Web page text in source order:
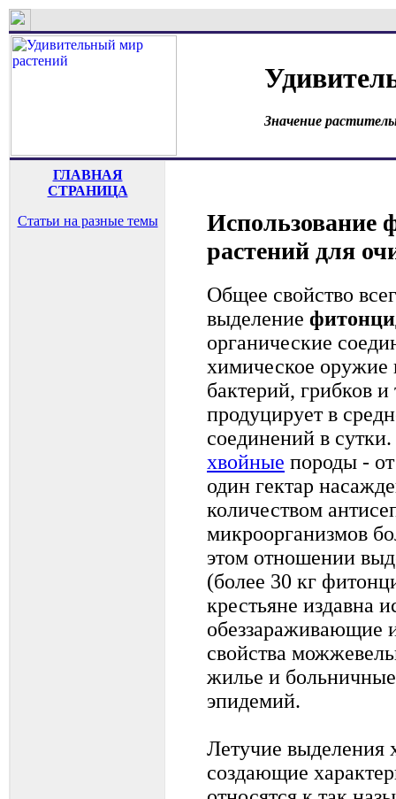
Значение
ГЛАВНАЯ
СТРАНИЦА
Статьи на разные темы
Использование
растений для
Общее свойство
выделение
органические
химическое оружие
бактерий, грибков и
продуцирует в
соединений в
хвойные породы -
один гектар
количеством
микроорганизмов
этом отношении
(более 30 кг
крестьяне издавна
обеззараживающие
свойства
жилье и
эпидемий.
Летучие выделения
создающие